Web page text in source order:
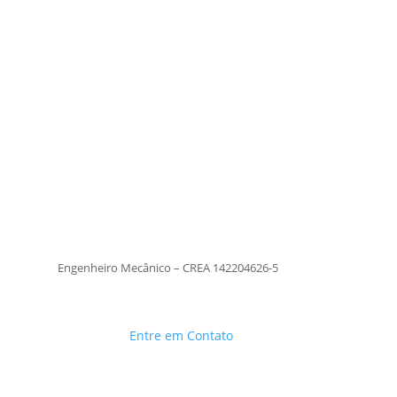
Engenheiro Mecânico – CREA 142204626-5
Entre em Contato